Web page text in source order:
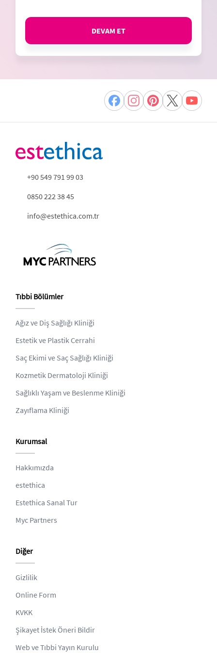
DEVAM ET
+90 549 791 99 03
0850 222 38 45
info@estethica.com.tr
Tıbbi Bölümler
Ağız ve Diş Sağlığı Kliniği
Estetik ve Plastik Cerrahi
Saç Ekimi ve Saç Sağlığı Kliniği
Kozmetik Dermatoloji Kliniği
Sağlıklı Yaşam ve Beslenme Kliniği
Zayıflama Kliniği
Kurumsal
Hakkımızda
estethica
Estethica Sanal Tur
Myc Partners
Diğer
Gizlilik
Online Form
KVKK
Şikayet İstek Öneri Bildir
Web ve Tıbbi Yayın Kurulu